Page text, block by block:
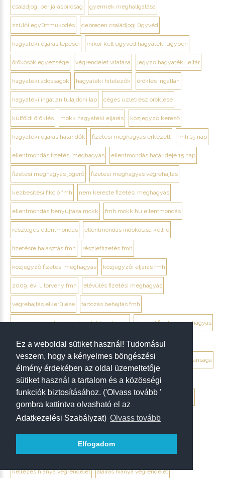
Ez a weboldal sütiket használ! Tudomásul
veszem, hogy a kényelmes böngészési
élmény érdekében az oldal üzemeltetője
sütiket használ a tartalom és a közösségi
funkciók biztosításához. ('Olvass tovább '
gombra kattintva olvasható el az
Adatkezelési Szabályzat) Olvass tovább
Elfogadom
családjogi per járásbíróság gyermek meghallgatása
szülői együttműködés debrecen családjogi ügyvéd
hagyatéki eljárás lépései mikor kell ügyvéd hagyatéki ügyben
örökösök egyezsége végrendelet vitatása jegyző hagyatéki leltár
hagyatéki adósságok hagyatéki hitelezők öröklés ingatlan
hagyatéki ingatlan tulajdoni lap céges üzletrész öröklése
külföldi öröklés mokk hagyatéki eljárás közjegyző kereső
hagyatéki eljárás határidők fizetési meghagyás érkezett fmh 15 nap
ellentmondás fizetési meghagyás ellentmondás határideje 15 nap
fizetési meghagyás jogerő fizetési meghagyás végrehajtás
kézbesítési fikció fmh nem kereste fizetési meghagyás
ellentmondás benyújtása mokk fmh.mokk.hu ellentmondás
részleges ellentmondás ellentmondás indokolása kell-e
fizetésre halasztás fmh részletfizetés fmh
közjegyző fizetési meghagyás közjegyzői eljárás fmh
2009. évi l. törvény fmh elévülés fizetési meghagyás
végrehajtás elkerülése tartozás behajtás fmh
jogi személy ellentmondás elektronikusan ügyvéd fizetési meghagyás
debrecen ügyvéd fizetési meghagyás
végrendelet megtámadása mikor érdemes végrendelet hatálytalansága
érvénytelenség megállapítása per hagyatéki per végrendelet
megtámadási nyilatkozat megtámadás elévülése 5 év ptk. 7:37
beszámíthatóság végrendelet
tévedés megtévesztés fenyegetés végrendelet
tisztességtelen befolyás gépírásos végrendelet tanúk
keltezés hiánya végrendelet aláírás hiánya végrendelet